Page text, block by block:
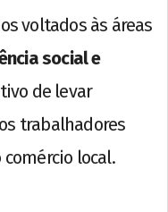
voltados às áreas
social e
de levar
trabalhadores
local.